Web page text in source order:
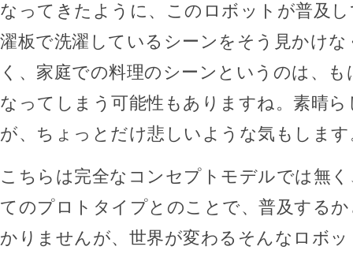
なってきたように、このロボットが普及
濯板で洗濯しているシーンをそう見かけ
く、家庭での料理のシーンというのは、
なってしまう可能性もありますね。素晴
が、ちょっとだけ悲しいような気もします
こちらは完全なコンセプトモデルでは無
てのプロトタイプとのことで、普及する
かりませんが、世界が変わるそんなロボ